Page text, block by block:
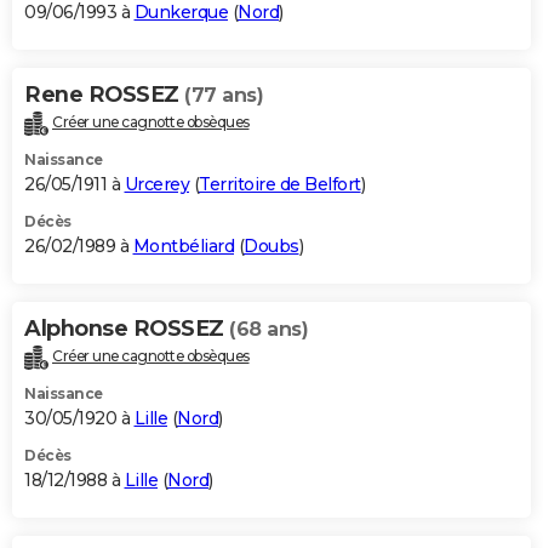
09/06/1993 à Dunkerque (Nord)
Rene ROSSEZ (77 ans)
Créer une cagnotte obsèques
Naissance
26/05/1911 à Urcerey(Territoire de Belfort)
Décès
26/02/1989 à Montbéliard (Doubs)
Alphonse ROSSEZ (68 ans)
Créer une cagnotte obsèques
Naissance
30/05/1920 à Lille (Nord)
Décès
18/12/1988 à Lille (Nord)